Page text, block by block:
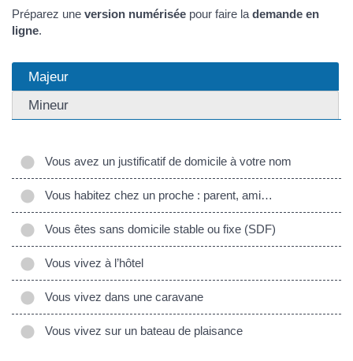
Préparez une version numérisée pour faire la demande en
ligne.
Majeur
Mineur
Vous avez un justificatif de domicile à votre nom
Vous habitez chez un proche : parent, ami…
Vous êtes sans domicile stable ou fixe (SDF)
Vous vivez à l’hôtel
Vous vivez dans une caravane
Vous vivez sur un bateau de plaisance